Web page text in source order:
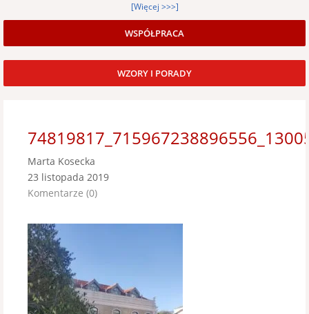
[Więcej >>>]
WSPÓŁPRACA
WZORY I PORADY
Marta Kosecka
23 listopada 2019
Komentarze (0)